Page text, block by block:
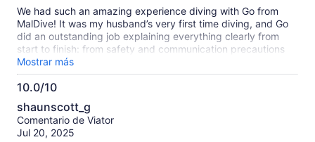
We had such an amazing experience diving with Go from
MalDive! It was my husband’s very first time diving, and Go
did an outstanding job explaining everything clearly from
start to finish: from safety and communication precautions
before we got in the water, to guiding us calmly and
confidently during the dive itself. He made us feel completely
comfortable the entire time and brought such a great,
recommended a fantastic local breakfast spot based on
where we were headed next. Overall, Go is just a solid guy,
he’s professional, friendly, and the kind of instructor who
Mostrar más
10.0/10
10.0
de
10
shaunscott_g
Comentario de Viator
Jul 20, 2025